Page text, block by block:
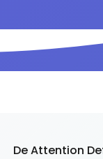
De Attention